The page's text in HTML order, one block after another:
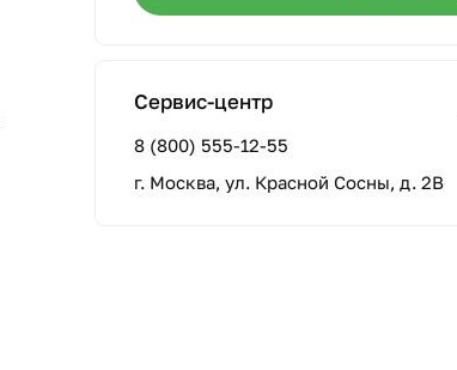
Сервис-центр
8 (800) 555-12-55
г. Москва, ул. Красной Сосны, д. 2В